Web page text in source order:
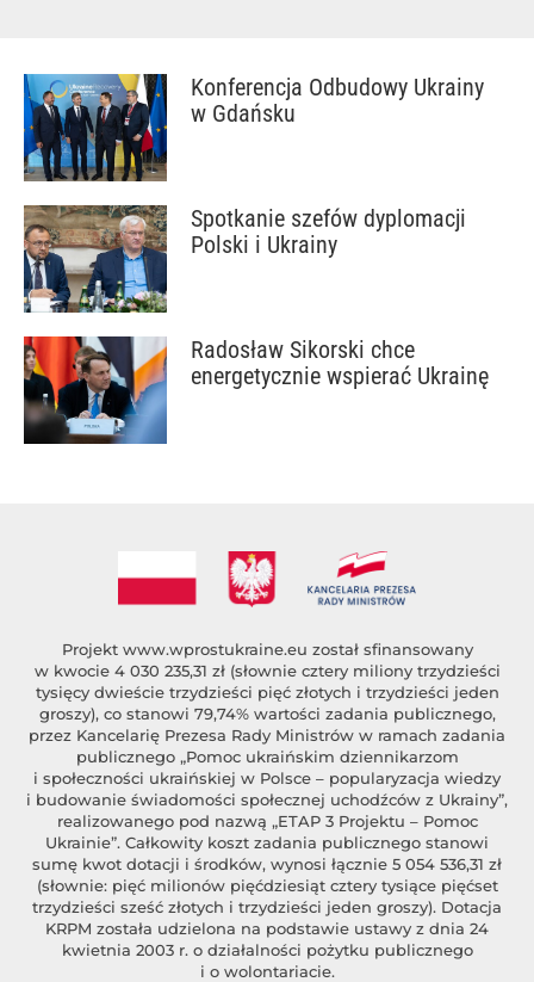
Konferencja Odbudowy Ukrainy
w Gdańsku
Spotkanie szefów dyplomacji
Polski i Ukrainy
Radosław Sikorski chce
energetycznie wspierać Ukrainę
Projekt www.wprostukraine.eu został sfinansowany
w kwocie 4 030 235,31 zł (słownie cztery miliony trzydzieści
tysięcy dwieście trzydzieści pięć złotych i trzydzieści jeden
groszy), co stanowi 79,74% wartości zadania publicznego,
przez Kancelarię Prezesa Rady Ministrów w ramach zadania
publicznego „Pomoc ukraińskim dziennikarzom
i społeczności ukraińskiej w Polsce – popularyzacja wiedzy
i budowanie świadomości społecznej uchodźców z Ukrainy”,
realizowanego pod nazwą „ETAP 3 Projektu – Pomoc
Ukrainie”. Całkowity koszt zadania publicznego stanowi
sumę kwot dotacji i środków, wynosi łącznie 5 054 536,31 zł
(słownie: pięć milionów pięćdziesiąt cztery tysiące pięćset
trzydzieści sześć złotych i trzydzieści jeden groszy). Dotacja
KRPM została udzielona na podstawie ustawy z dnia 24
kwietnia 2003 r. o działalności pożytku publicznego
i o wolontariacie.